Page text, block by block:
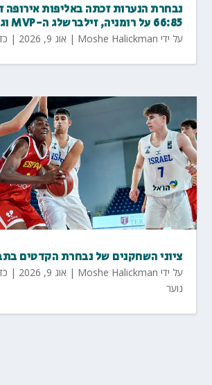
נבחרת הנערות זכתה באליפות אירופה
66:85 על רומניה, זילברשלג ה-MVP וגורין בחמישייה
על ידי Moshe Halickman
| אוג 9, 2026 |
ציוני השחקנים של נבחרת הקדטים
על ידי Moshe Halickman
| אוג 9, 2026 |
נוער